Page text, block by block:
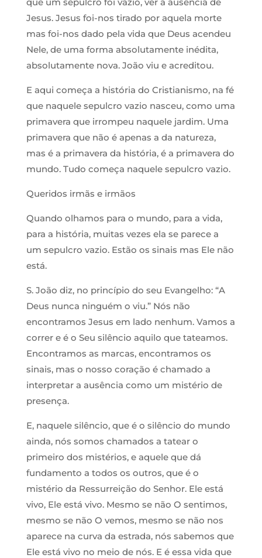
Jesus. Jesus foi-nos tirado por aquela morte
mas foi-nos dado pela vida que Deus acendeu
Nele, de uma forma absolutamente inédita,
absolutamente nova. João viu e acreditou.
E aqui começa a história do Cristianismo, na fé
que naquele sepulcro vazio nasceu, como uma
primavera que irrompeu naquele jardim. Uma
primavera que não é apenas a da natureza,
mas é a primavera da história, é a primavera do
mundo. Tudo começa naquele sepulcro vazio.
Queridos irmãs e irmãos
Quando olhamos para o mundo, para a vida,
para a história, muitas vezes ela se parece a
um sepulcro vazio. Estão os sinais mas Ele não
está.
S. João diz, no princípio do seu Evangelho: “A
Deus nunca ninguém o viu.” Nós não
encontramos Jesus em lado nenhum. Vamos a
correr e é o Seu silêncio aquilo que tateamos.
Encontramos as marcas, encontramos os
sinais, mas o nosso coração é chamado a
interpretar a ausência como um mistério de
presença.
E, naquele silêncio, que é o silêncio do mundo
ainda, nós somos chamados a tatear o
primeiro dos mistérios, e aquele que dá
fundamento a todos os outros, que é o
mistério da Ressurreição do Senhor. Ele está
vivo, Ele está vivo. Mesmo se não O sentimos,
mesmo se não O vemos, mesmo se não nos
aparece na curva da estrada, nós sabemos que
Ele está vivo no meio de nós. E é essa vida que